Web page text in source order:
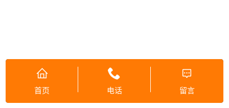
首页 电话 留言